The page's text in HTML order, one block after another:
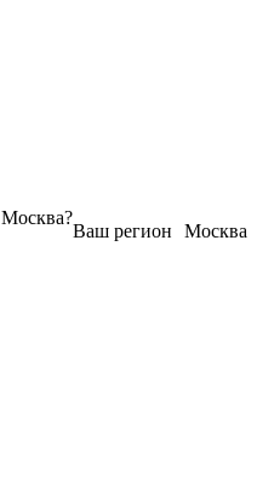
Москва
Ваш регион
Москва?